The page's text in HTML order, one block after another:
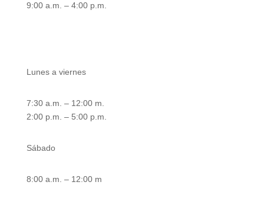
9:00 a.m. – 4:00 p.m.
Lunes a viernes
7:30 a.m. – 12:00 m.
2:00 p.m. – 5:00 p.m.
Sábado
8:00 a.m. – 12:00 m